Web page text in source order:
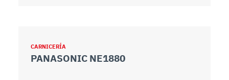
CARNICERÍA
PANASONIC NE1880